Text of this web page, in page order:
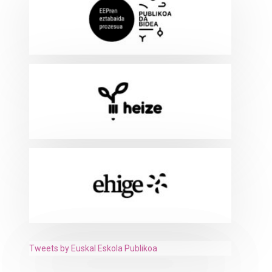
Tweets by Euskal Eskola Publikoa